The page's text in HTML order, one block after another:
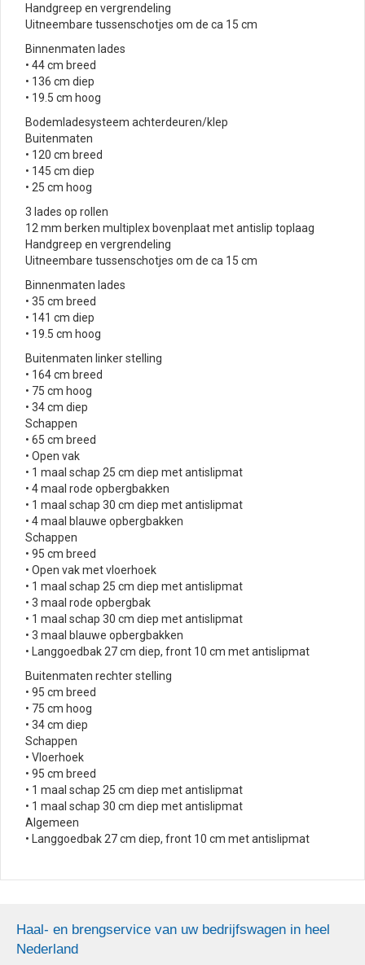
Handgreep en vergrendeling
Uitneembare tussenschotjes om de ca 15 cm
Binnenmaten lades
• 44 cm breed
• 136 cm diep
• 19.5 cm hoog
Bodemladesysteem achterdeuren/klep
Buitenmaten
• 120 cm breed
• 145 cm diep
• 25 cm hoog
3 lades op rollen
12 mm berken multiplex bovenplaat met antislip toplaag
Handgreep en vergrendeling
Uitneembare tussenschotjes om de ca 15 cm
Binnenmaten lades
• 35 cm breed
• 141 cm diep
• 19.5 cm hoog
Buitenmaten linker stelling
• 164 cm breed
• 75 cm hoog
• 34 cm diep
Schappen
• 65 cm breed
• Open vak
• 1 maal schap 25 cm diep met antislipmat
• 4 maal rode opbergbakken
• 1 maal schap 30 cm diep met antislipmat
• 4 maal blauwe opbergbakken
Schappen
• 95 cm breed
• Open vak met vloerhoek
• 1 maal schap 25 cm diep met antislipmat
• 3 maal rode opbergbak
• 1 maal schap 30 cm diep met antislipmat
• 3 maal blauwe opbergbakken
• Langgoedbak 27 cm diep, front 10 cm met antislipmat
Buitenmaten rechter stelling
• 95 cm breed
• 75 cm hoog
• 34 cm diep
Schappen
• Vloerhoek
• 95 cm breed
• 1 maal schap 25 cm diep met antislipmat
• 1 maal schap 30 cm diep met antislipmat
Algemeen
• Langgoedbak 27 cm diep, front 10 cm met antislipmat
Haal- en brengservice van uw bedrijfswagen in heel
Nederland